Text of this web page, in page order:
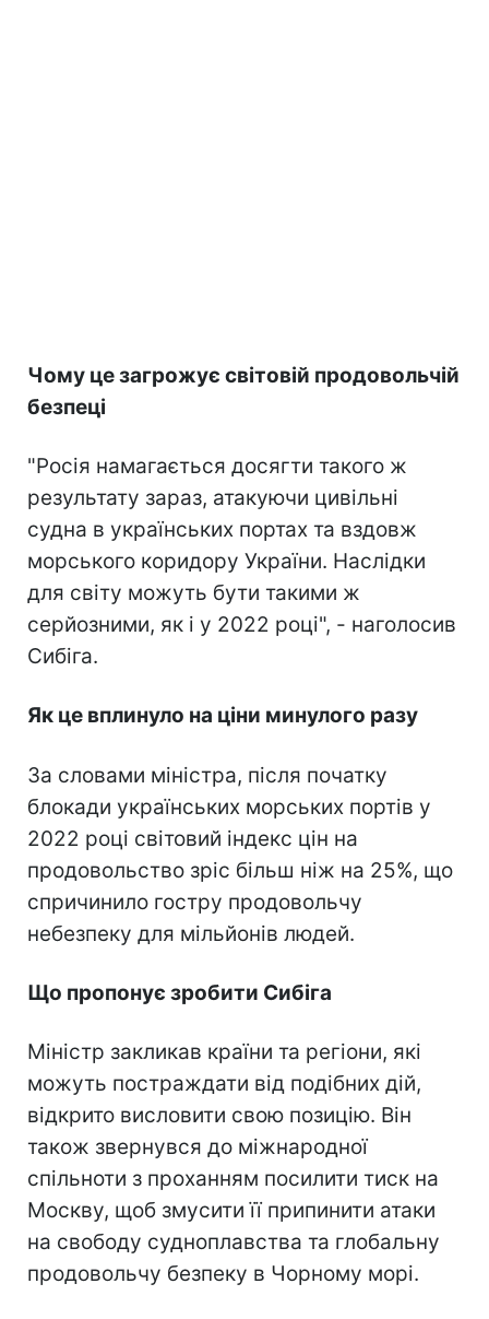
Чому це загрожує світовій продовольчій
безпеці
"Росія намагається досягти такого ж
результату зараз, атакуючи цивільні
судна в українських портах та вздовж
морського коридору України. Наслідки
для світу можуть бути такими ж
серйозними, як і у 2022 році", - наголосив
Сибіга.
Як це вплинуло на ціни минулого разу
За словами міністра, після початку
блокади українських морських портів у
2022 році світовий індекс цін на
продовольство зріс більш ніж на 25%, що
спричинило гостру продовольчу
небезпеку для мільйонів людей.
Що пропонує зробити Сибіга
Міністр закликав країни та регіони, які
можуть постраждати від подібних дій,
відкрито висловити свою позицію. Він
також звернувся до міжнародної
спільноти з проханням посилити тиск на
Москву, щоб змусити її припинити атаки
на свободу судноплавства та глобальну
продовольчу безпеку в Чорному морі.